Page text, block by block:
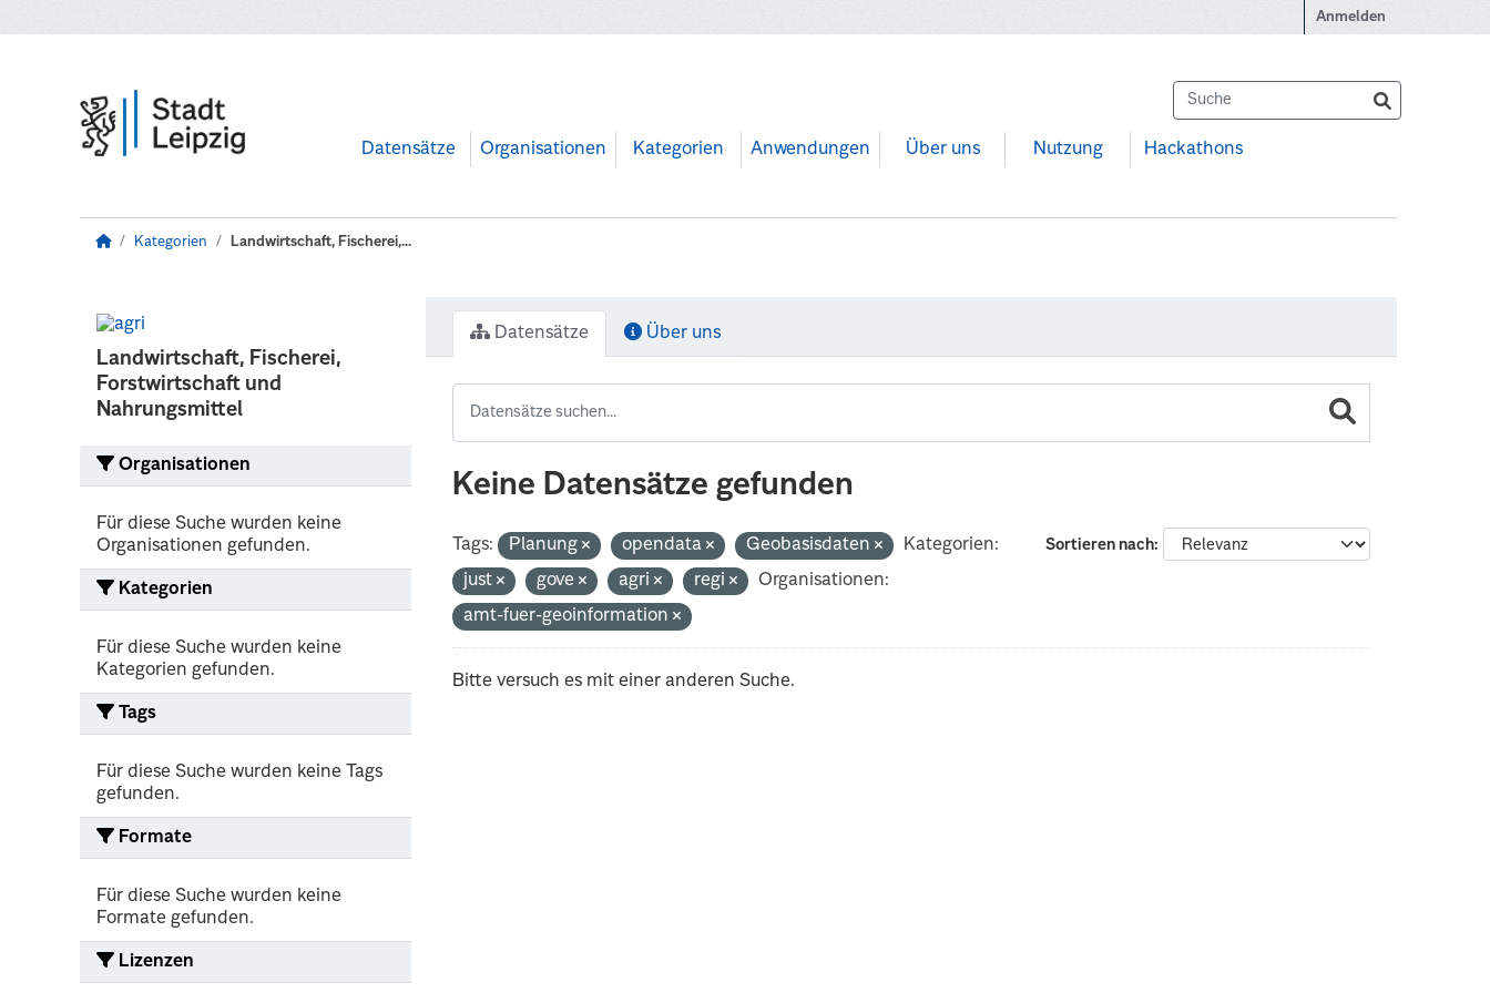
Anmelden
Datensätze Organisationen Kategorien Anwendungen Über uns Nutzung Hackathons
Kategorien Landwirtschaft, Fischerei,...
Landwirtschaft, Fischerei,
Forstwirtschaft und
Nahrungsmittel
Organisationen
Für diese Suche wurden keine
Organisationen gefunden.
Kategorien
Für diese Suche wurden keine
Kategorien gefunden.
Tags
Für diese Suche wurden keine Tags
gefunden.
Formate
Für diese Suche wurden keine
Formate gefunden.
Lizenzen
Datensätze Über uns
Keine Datensätze gefunden
Sortieren nach
Tags: Planung opendata Geobasisdaten
Kategorien:
just
gove agri regi
Organisationen:
amt-fuer-geoinformation
Bitte versuch es mit einer anderen Suche.